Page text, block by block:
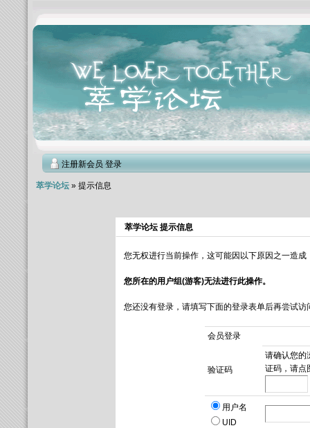
注册新会员 登录
萃学论坛» 提示信息
萃学论坛 提示信息
您无权进行当前操作，这可能因以下原因之一造成
您所在的用户组(游客)无法进行此操作。
您还没有登录，请填写下面的登录表单后再尝试访
会员登录
验证码
请确认您的
证码，请点
用户名
UID